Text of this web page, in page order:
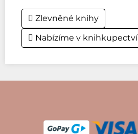
Zlevněné knihy
Nabízíme v knihkupectví